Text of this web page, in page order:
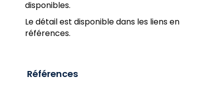
disponibles.
Le détail est disponible dans les liens en
références.
Références